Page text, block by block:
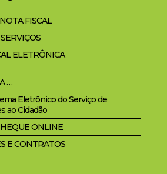
FISCAL
ELETRÔNICA
…
Eletrônico do Serviço de
ao Cidadão
ONLINE
E CONTRATOS